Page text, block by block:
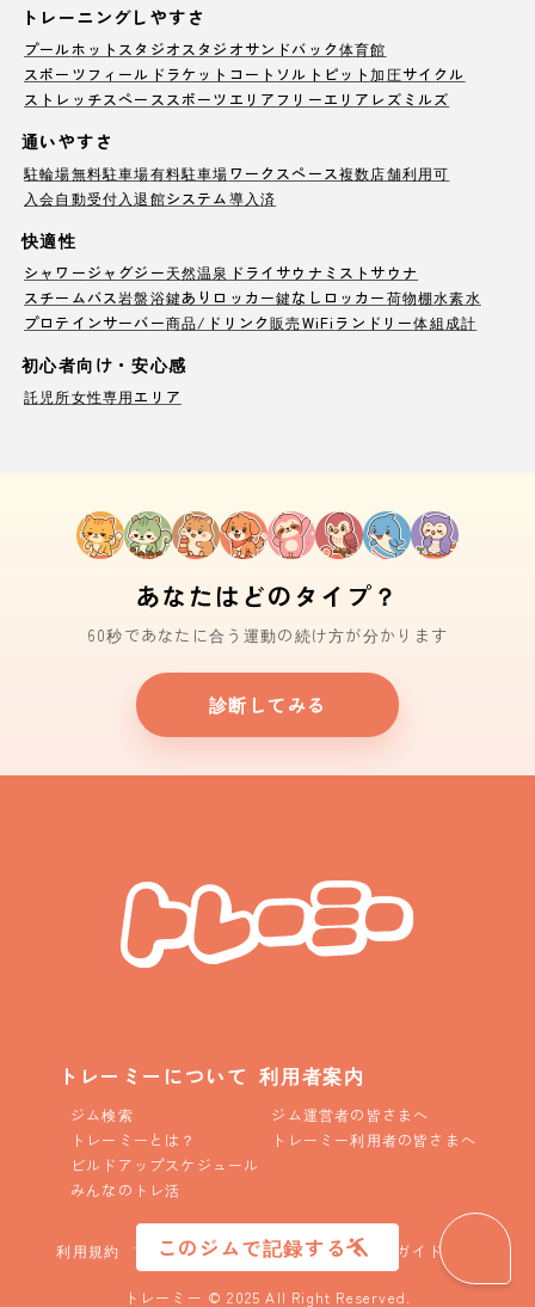
このジムで記録する
トレーニングしやすさ
プールホットスタジオ スタジオサンドバック体育館
スポーツフィールド ラケットコート ソルトピット加圧サイクル
ストレッチスペース スポーツエリア フリーエリア レズミルズ
通いやすさ
駐輪場無料駐車場有料駐車場ワークスペース複数店舗利用可
入会自動受付 入退館システム導入済
快適性
シャワージャグジー天然温泉 ドライサウナ ミストサウナ
スチームバス岩盤浴鍵ありロッカー鍵なしロッカー荷物棚水素水
プロテインサーバー商品/ドリンク販売WiFi ランドリー体組成計
初心者向け・安心感
託児所女性専用エリア
あなたはどのタイプ？
60秒であなたに合う運動の続け方が分かります
診断してみる
トレーミーについて
ジム検索
トレーミーとは？
ビルドアップスケジュール
みんなのトレ活
利用者案内
ジム運営者の皆さまへ
トレーミー利用者の皆さまへ
利用規約 プライバシーポリシー コニュニティガイドライン
トレーミー © 2025 All Right Reserved.